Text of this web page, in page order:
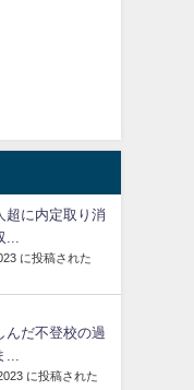
超に内定取り消
に投稿された
んだ不登校の過
に投稿された